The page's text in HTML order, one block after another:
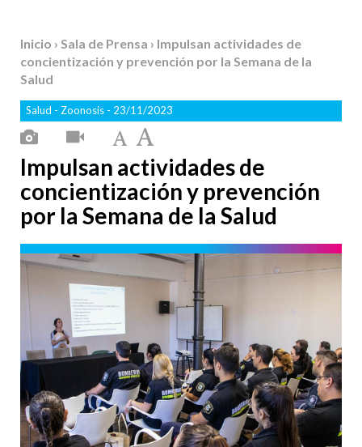
Inicio › Sala de Prensa › Impulsan actividades de
concientización y prevención por la Semana de la
Salud
Salud - Zoonosis - 23/11/2023
Impulsan actividades de
concientización y prevención
por la Semana de la Salud